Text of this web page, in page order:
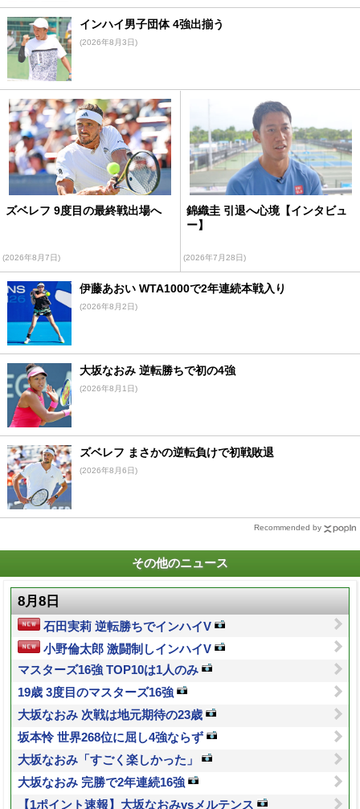
インハイ男子団体 4強出揃う
(2026年8月3日)
ズベレフ 9度目の最終戦出場へ
(2026年8月7日)
錦織圭 引退へ心境【インタビュ
ー】
(2026年7月28日)
伊藤あおい WTA1000で2年連続本戦入り
(2026年8月2日)
大坂なおみ 逆転勝ちで初の4強
(2026年8月1日)
ズベレフ まさかの逆転負けで初戦敗退
(2026年8月6日)
Recommended by
その他のニュース
8月8日
石田実莉 逆転勝ちでインハイV
小野倫太郎 激闘制しインハイV
マスターズ16強 TOP10は1人のみ
19歳 3度目のマスターズ16強
大坂なおみ 次戦は地元期待の23歳
坂本怜 世界268位に屈し4強ならず
大坂なおみ「すごく楽しかった」
大坂なおみ 完勝で2年連続16強
【1ポイント速報】大坂なおみvsメルテンス